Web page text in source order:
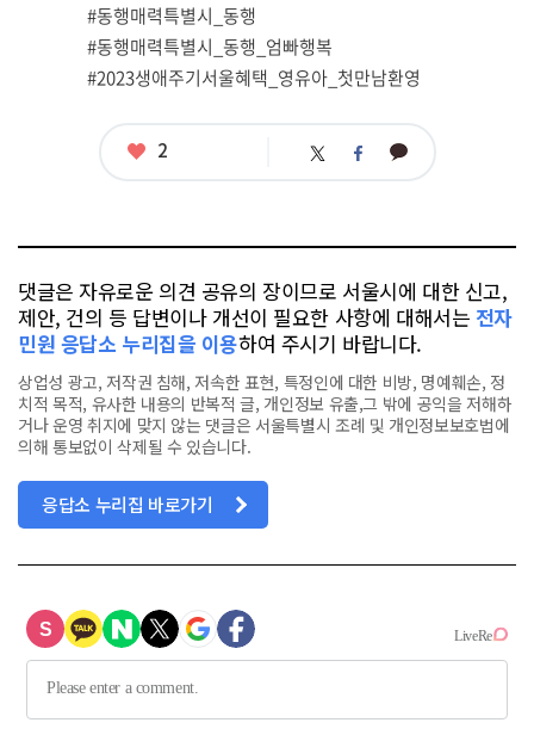
#동행매력특별시_동행
#동행매력특별시_동행_엄빠행복
#2023생애주기서울혜택_영유아_첫만남환영
좋
2 트 페 카
댓글은 자유로운 의견 공유의 장이므로 서울시에 대한 신고,
제안, 건의 등 답변이나 개선이 필요한 사항에 대해서는 전자
민원 응답소 누리집을 이용하여 주시기 바랍니다.
상업성 광고, 저작권 침해, 저속한 표현, 특정인에 대한 비방, 명예훼손, 정
치적 목적, 유사한 내용의 반복적 글, 개인정보 유출,그 밖에 공익을 저해하
거나 운영 취지에 맞지 않는 댓글은 서울특별시 조례 및 개인정보보호법에
의해 통보없이 삭제될 수 있습니다.
응답소 누리집 바로가기